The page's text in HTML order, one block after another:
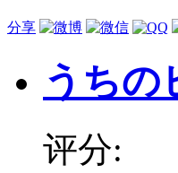
分享
うちの
评分: